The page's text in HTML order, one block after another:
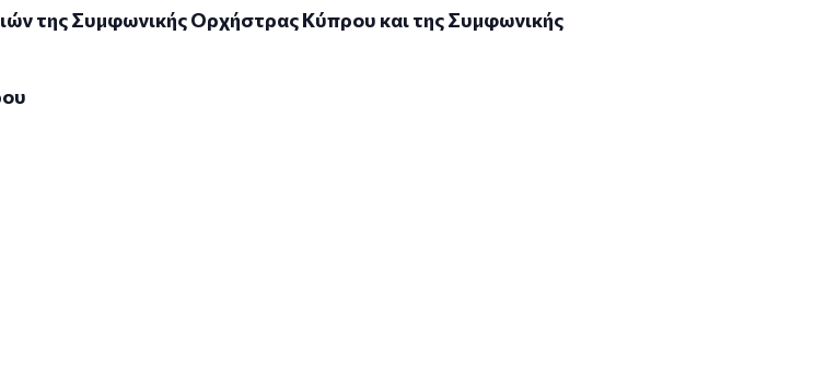
της Συμφωνικής Ορχήστρας Κύπρου και της Συμφωνικής